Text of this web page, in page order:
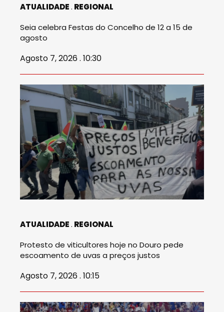
ATUALIDADE REGIONAL
Seia celebra Festas do Concelho de 12 a 15 de
agosto
Agosto 7, 2026 . 10:30
ATUALIDADE REGIONAL
Protesto de viticultores hoje no Douro pede
escoamento de uvas a preços justos
Agosto 7, 2026 . 10:15